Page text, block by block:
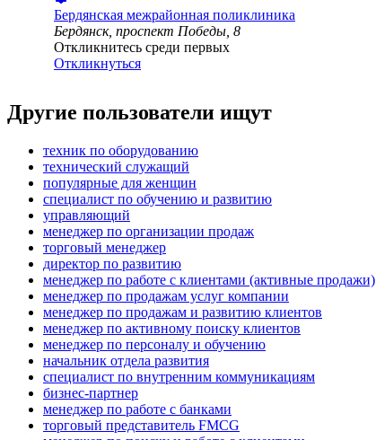
Бердянская межрайонная поликлиника
Бердянск, проспект Победы, 8
Откликнитесь среди первых
Откликнуться
Другие пользователи ищут
техник по оборудованию
технический служащий
популярные для женщин
специалист по обучению и развитию
управляющий
менеджер по организации продаж
торговый менеджер
директор по развитию
менеджер по работе с клиентами (активные продажи)
менеджер по продажам услуг компании
менеджер по продажам и развитию клиентов
менеджер по активному поиску клиентов
менеджер по персоналу и обучению
начальник отдела развития
специалист по внутренним коммуникациям
бизнес-партнер
менеджер по работе с банками
торговый представитель FMCG